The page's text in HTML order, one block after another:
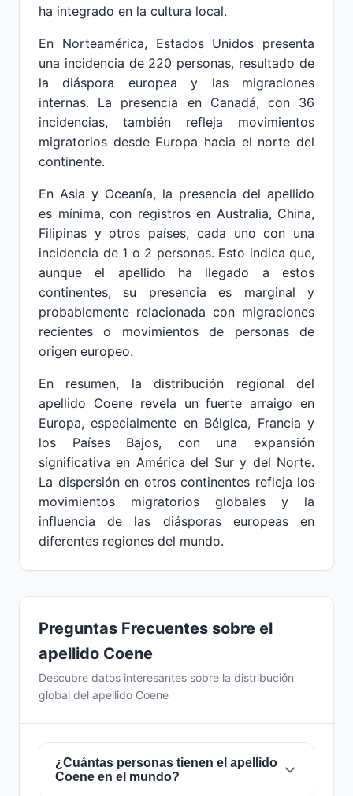
ha integrado en la cultura local.
En Norteamérica, Estados Unidos presenta
una incidencia de 220 personas, resultado de
la diáspora europea y las migraciones
internas. La presencia en Canadá, con 36
incidencias, también refleja movimientos
migratorios desde Europa hacia el norte del
continente.
En Asia y Oceanía, la presencia del apellido
es mínima, con registros en Australia, China,
Filipinas y otros países, cada uno con una
incidencia de 1 o 2 personas. Esto indica que,
aunque el apellido ha llegado a estos
continentes, su presencia es marginal y
probablemente relacionada con migraciones
recientes o movimientos de personas de
origen europeo.
En resumen, la distribución regional del
apellido Coene revela un fuerte arraigo en
Europa, especialmente en Bélgica, Francia y
los Países Bajos, con una expansión
significativa en América del Sur y del Norte.
La dispersión en otros continentes refleja los
movimientos migratorios globales y la
influencia de las diásporas europeas en
diferentes regiones del mundo.
Preguntas Frecuentes sobre el
apellido Coene
Descubre datos interesantes sobre la distribución
global del apellido Coene
¿Cuántas personas tienen el apellido
Coene en el mundo?